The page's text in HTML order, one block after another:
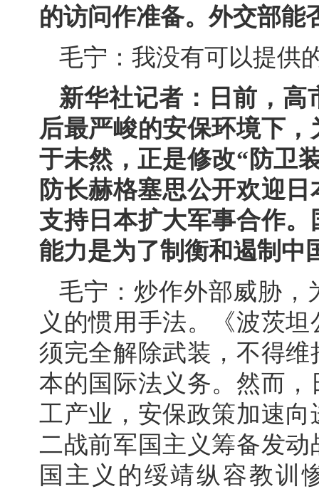
的访问作准备。外交部能
毛宁：我没有可以提供
新华社记者：日前，
后最严峻的安保环境下
于未然，正是修改“防卫
防长赫格塞思公开欢迎
支持日本扩大军事合作
能力是为了制衡和遏制中
毛宁：炒作外部威胁，
义的惯用手法。《波茨
须完全解除武装，不得
本的国际法义务。然而
工产业，安保政策加速
二战前军国主义筹备发
国主义的绥靖纵容教训